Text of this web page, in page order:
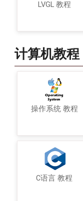
LVGL 教程
计算机教程
操作系统 教程
C语言 教程